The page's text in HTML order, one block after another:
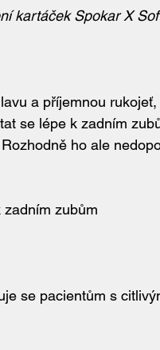
kartáček Spokar X
a příjemnou
se lépe k zadním
ho ale
zubům
se pacientům s